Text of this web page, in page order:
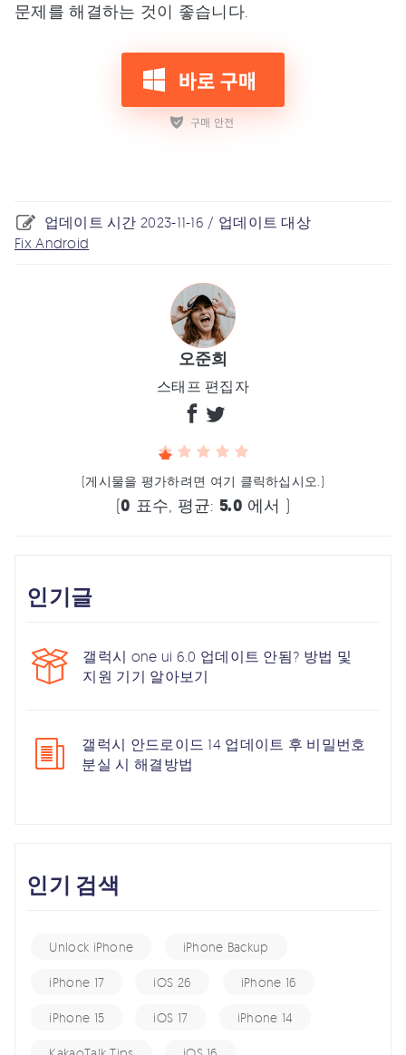
문제를 해결하는 것이 좋습니다.
업데이트 시간 2023-11-16 / 업데이트 대상
Fix Android
오준희
스태프 편집자
(게시물을 평가하려면 여기 클릭하십시오.)
(0 표수, 평균: 5.0 에서 )
인기글
갤럭시 one ui 6.0 업데이트 안됨? 방법 및
지원 기기 알아보기
갤럭시 안드로이드 14 업데이트 후 비밀번호
분실 시 해결방법
인기 검색
Unlock iPhone iPhone Backup
iPhone 17 iOS 26 iPhone 16
iPhone 15 iOS 17 iPhone 14